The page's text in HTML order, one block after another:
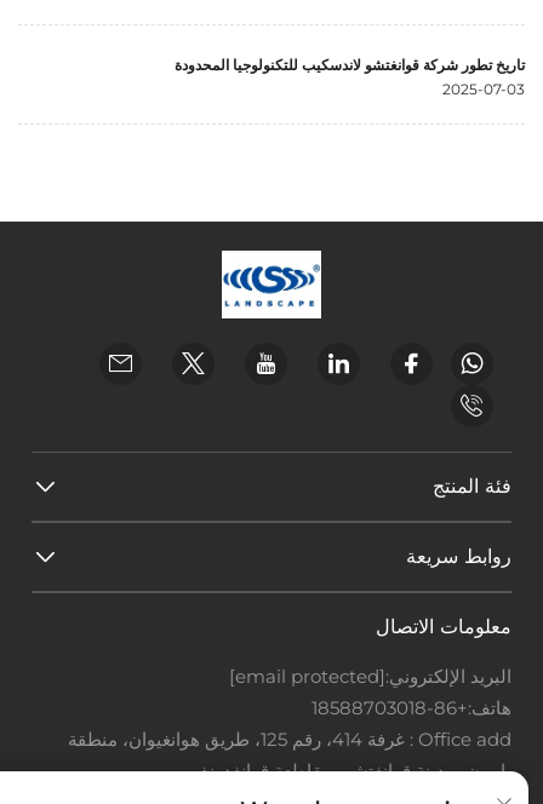
تاريخ تطور شركة قوانغتشو لاندسكيب للتكنولوجيا المحدودة
2025-07-03
فئة المنتج
روابط سريعة
معلومات الاتصال
البريد الإلكتروني:[email protected]
هاتف:+86-18588703018
Office add : غرفة 414، رقم 125، طريق هوانغيوان، منطقة
باييون، مدينة قوانغتشو، مقاطعة قوانغدونغ